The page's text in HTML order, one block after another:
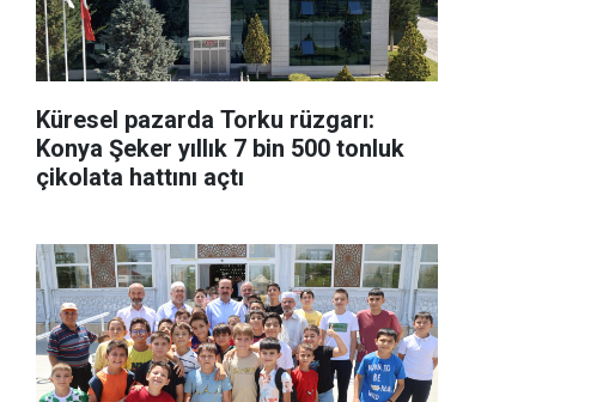
Küresel pazarda Torku rüzgarı:
Konya Şeker yıllık 7 bin 500 tonluk
çikolata hattını açtı